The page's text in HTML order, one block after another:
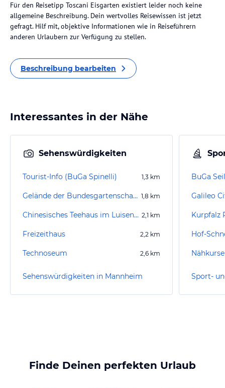
Für den Reisetipp Toscani Eisgarten existiert leider noch keine
allgemeine Beschreibung. Dein wertvolles Reisewissen ist jetzt
gefragt. Hilf mit, objektive Informationen wie in Reiseführern
anderen Urlaubern zur Verfügung zu stellen.
Beschreibung bearbeiten
Interessantes in der Nähe
Sehenswürdigkeiten
Tourist-Info (BuGa Spinelli) 1,3 km
Gelände der Bundesgartenschau 2023 1,8 km
Chinesisches Teehaus im Luisenpark 2,1 km
Freizeithaus 2,2 km
Technoseum 2,6 km
Sehenswürdigkeiten in Mannheim
BuGa
Galileo
Kurpfalz
Hof-
Finde Deinen perfekten Urlaub